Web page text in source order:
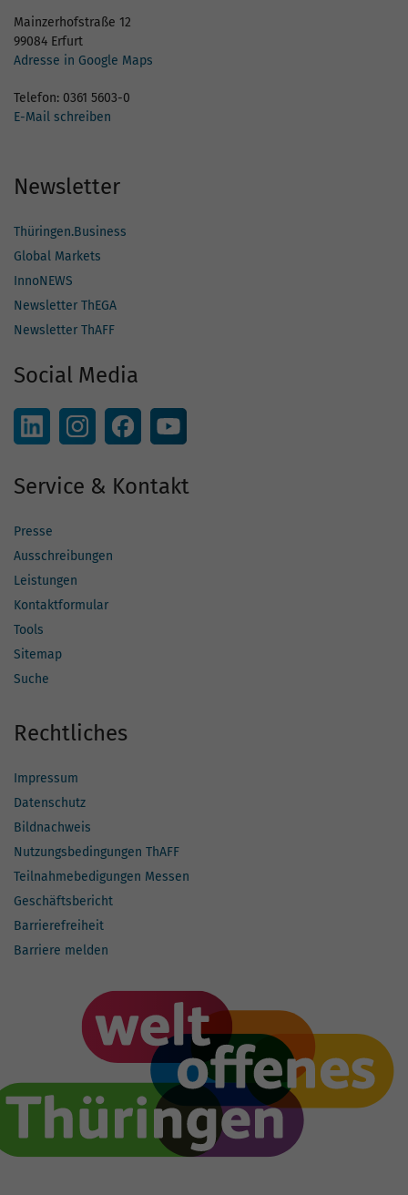
Mainzerhofstraße 12
99084 Erfurt
Adresse in Google Maps
Telefon: 0361 5603-0
E-Mail schreiben
Newsletter
Thüringen.Business
Global Markets
InnoNEWS
Newsletter ThEGA
Newsletter ThAFF
Social Media
Service & Kontakt
Presse
Ausschreibungen
Leistungen
Kontaktformular
Tools
Sitemap
Suche
Rechtliches
Impressum
Datenschutz
Bildnachweis
Nutzungsbedingungen ThAFF
Teilnahmebedigungen Messen
Geschäftsbericht
Barrierefreiheit
Barriere melden